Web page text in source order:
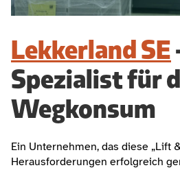
Lekkerland SE
Spezialist für
Wegkonsum
Ein Unternehmen, das diese „Lift